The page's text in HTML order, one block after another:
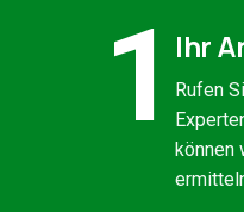
1 Ihr
Rufen
können